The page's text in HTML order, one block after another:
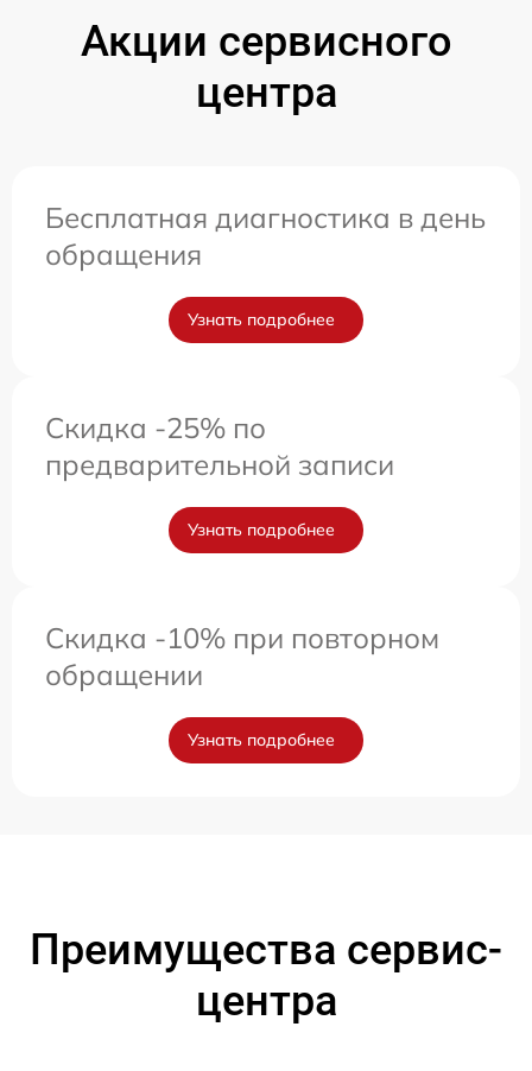
Акции сервисного
центра
Бесплатная диагностика в день
обращения
Узнать подробнее
Скидка -25% по
предварительной записи
Узнать подробнее
Скидка -10% при повторном
обращении
Узнать подробнее
Преимущества сервис-
центра